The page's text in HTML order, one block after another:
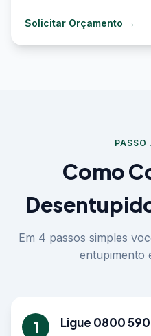
Solicitar Orçamento →
PASSO
Como
Em 4 passos simples
entupimento
1 Ligue 0800